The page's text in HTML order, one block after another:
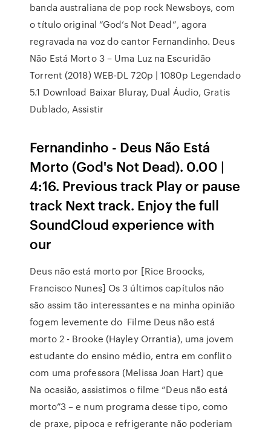
banda australiana de pop rock Newsboys, com
o título original “God’s Not Dead”, agora
regravada na voz do cantor Fernandinho. Deus
Não Está Morto 3 – Uma Luz na Escuridão
Torrent (2018) WEB-DL 720p | 1080p Legendado
5.1 Download Baixar Bluray, Dual Áudio, Gratis
Dublado, Assistir
Fernandinho - Deus Não Está
Morto (God's Not Dead). 0.00 |
4:16. Previous track Play or pause
track Next track. Enjoy the full
SoundCloud experience with
our
Deus não está morto por [Rice Broocks,
Francisco Nunes] Os 3 últimos capítulos não
são assim tão interessantes e na minha opinião
fogem levemente do Filme Deus não está
morto 2 - Brooke (Hayley Orrantia), uma jovem
estudante do ensino médio, entra em conflito
com uma professora (Melissa Joan Hart) que
Na ocasião, assistimos o filme “Deus não está
morto”3 – e num programa desse tipo, como
de praxe, pipoca e refrigerante não poderiam